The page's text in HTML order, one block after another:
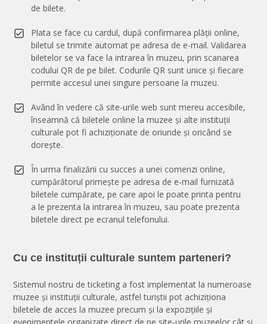
de bilete.
Plata se face cu cardul, după confirmarea plății online,
biletul se trimite automat pe adresa de e-mail. Validarea
biletelor se va face la intrarea în muzeu, prin scanarea
codului QR de pe bilet. Codurile QR sunt unice și fiecare
permite accesul unei singure persoane la muzeu.
Având în vedere că site-urile web sunt mereu accesibile,
înseamnă că biletele online la muzee și alte instituții
culturale pot fi achiziționate de oriunde și oricând se
dorește.
În urma finalizării cu succes a unei comenzi online,
cumpărătorul primește pe adresa de e-mail furnizată
biletele cumpărate, pe care apoi le poate printa pentru
a le prezenta la intrarea în muzeu, sau poate prezenta
biletele direct pe ecranul telefonului.
Cu ce instituții culturale suntem parteneri?
Sistemul nostru de ticketing a fost implementat la numeroase
muzee și instituții culturale, astfel turiștii pot achiziționa
biletele de acces la muzee precum și la expozițiile și
evenimentele organizate direct de pe site-urile muzeelor cât și